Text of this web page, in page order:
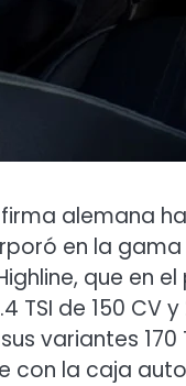
alemana
en la
que en
TSI de 150 CV
variantes
con la caja